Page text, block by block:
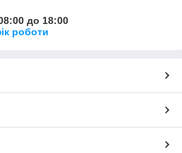
до 18:00
роботи